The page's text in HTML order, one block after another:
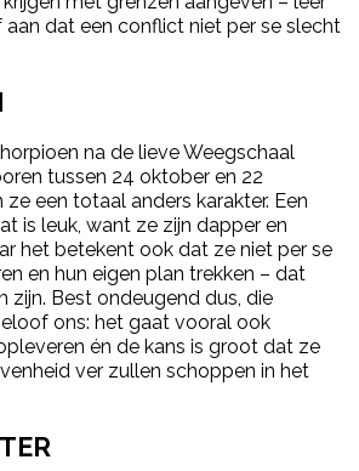
aan dat een conflict niet per se slecht
na de lieve Weegschaal
tussen 24 oktober en 22
een totaal anders karakter. Een
is leuk, want ze zijn dapper en
het betekent ook dat ze niet per se
en hun eigen plan trekken – dat
zijn. Best ondeugend dus, die
ons: het gaat vooral ook
én de kans is groot dat ze
ver zullen schoppen in het